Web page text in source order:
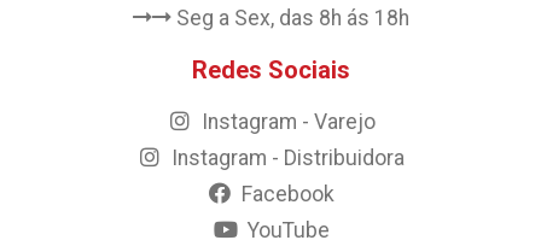
Seg a Sex, das 8h ás 18h
Redes Sociais
Instagram - Varejo
Instagram - Distribuidora
Facebook
YouTube